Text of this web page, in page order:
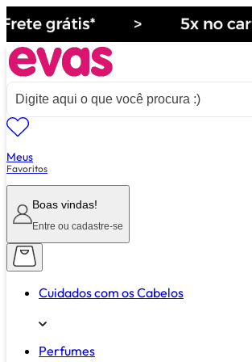
Meus
Favoritos
Boas vindas!
Entre ou cadastre-se
Cuidados com os Cabelos
Perfumes